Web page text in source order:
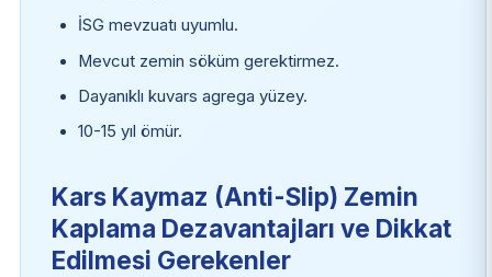
İSG mevzuatı uyumlu.
Mevcut zemin söküm gerektirmez.
Dayanıklı kuvars agrega yüzey.
10-15 yıl ömür.
Kars Kaymaz (Anti-Slip) Zemin
Kaplama Dezavantajları ve Dikkat
Edilmesi Gerekenler